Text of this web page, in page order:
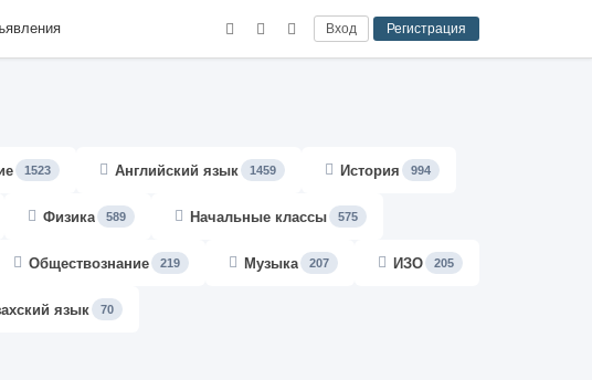
Вход Регистрация
1523 Английский язык 1459 История 994
Физика 589 Начальные классы 575
Обществознание 219 Музыка 207 ИЗО 205
язык 70